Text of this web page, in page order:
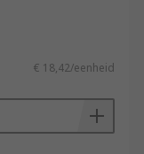
€ 18,42/eenheid